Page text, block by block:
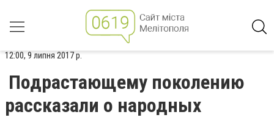
12:00, 9 липня 2017 р.
Подрастающему поколению
рассказали о народных